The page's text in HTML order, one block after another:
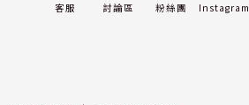
客服 討論區 粉絲團 Instagram